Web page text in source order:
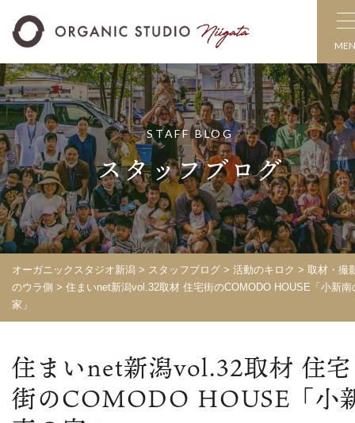
STAFF BLOG
スタッフブログ
オーガニックスタジオ新潟 > スタッフブログ > 活動のキロク > 取材・撮
のウラ側 > 住まいnet新潟vol.32取材 住宅街のCOMODO HOUSE「小新南
家」
住まいnet新潟vol.32取材 住宅
街のCOMODO HOUSE「小